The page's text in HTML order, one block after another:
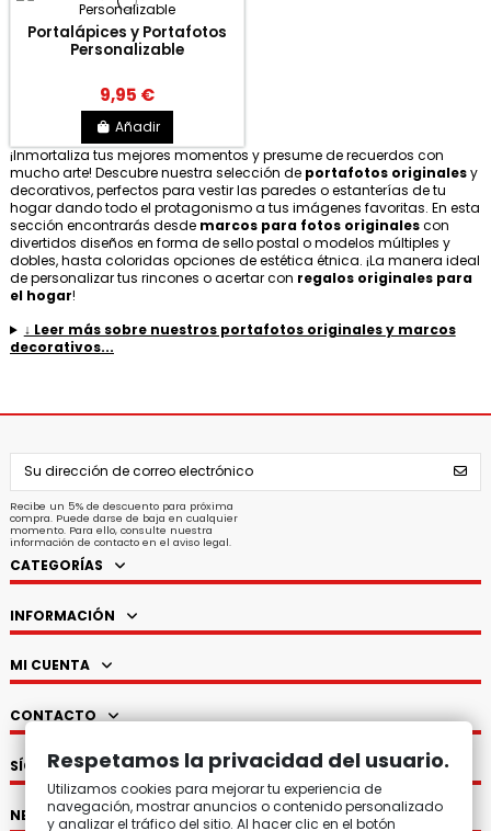
Portalápices y Portafotos
Personalizable
9,95 €
Añadir
¡Inmortaliza tus mejores momentos y presume de recuerdos con
mucho arte! Descubre nuestra selección de portafotos originalesy
decorativos, perfectos para vestir las paredes o estanterías de tu
hogar dando todo el protagonismo a tus imágenes favoritas. En esta
sección encontrarás desde marcos para fotos originalescon
divertidos diseños en forma de sello postal o modelos múltiples y
dobles, hasta coloridas opciones de estética étnica. ¡La manera ideal
de personalizar tus rincones o acertar con regalos originales para
el hogar!
↓ Leer más sobre nuestros portafotos originales y marcos
decorativos...
Recibe un 5% de descuento para próxima
compra. Puede darse de baja en cualquier
momento. Para ello, consulte nuestra
información de contacto en el aviso legal.
CATEGORÍAS
INFORMACIÓN
MI CUENTA
CONTACTO
SÍGUENOS
NEWSLETTER
Respetamos la privacidad del usuario.
Utilizamos cookies para mejorar tu experiencia de
navegación, mostrar anuncios o contenido personalizado
y analizar el tráfico del sitio. Al hacer clic en el botón